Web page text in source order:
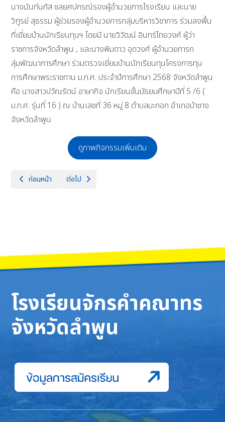
นางนันท์นภัส ชลยศปกรณ์รองผู้อำนวยการโรงเรียน และนาย
วิฑูรย์ สุธรรม ผู้ช่วยรองผู้อำนวยการกลุ่มบริหารวิชาการ ร่วมลงพื้น
ที่เยี่ยมบ้านนักเรียนทุนฯ โดยมี นายวิวัฒน์ อินทร์ไทยวงศ์ ผู้ว่า
ราชการจังหวัดลำพูน , และนางพิมดาว อุดวงศ์ ผู้อำนวยการก
ลุ่มพัฒนาการศึกษา ร่วมตรวจเยี่ยมบ้านนักเรียนทุนโครงการทุน
การศึกษาพระราชทาน ม.ท.ศ. ประจำปีการศึกษา 2568 จังหวัดลำพูน
คือ นางสาวปวัณรัตน์ อาษากิจ นักเรียนชั้นมัธยมศึกษาปีที่ 5 /6 (
ม.ท.ศ. รุ่นที่ 16 ) ณ บ้านเลขที่ 36 หมู่ 8 ตำบลมะกอก อำเภอป่าซาง
จังหวัดลำพูน
ดูภาพกิจกรรมเพิ่มเติม
เนื้อหาก่อนหน้า: พิธีบวงสรวง "สุนทรภู่" เนื่องในวันสุนทรภู่ ประจำปี 2568
ก่อนหน้า เนื้อหาถัดไป: กิจกรรมซ้อมแผนเผชิญเหตุ ความปลอดภัยส
ต่อไป
โรงเรียนจักรคำคณาทร
จังหวัดลำพูน